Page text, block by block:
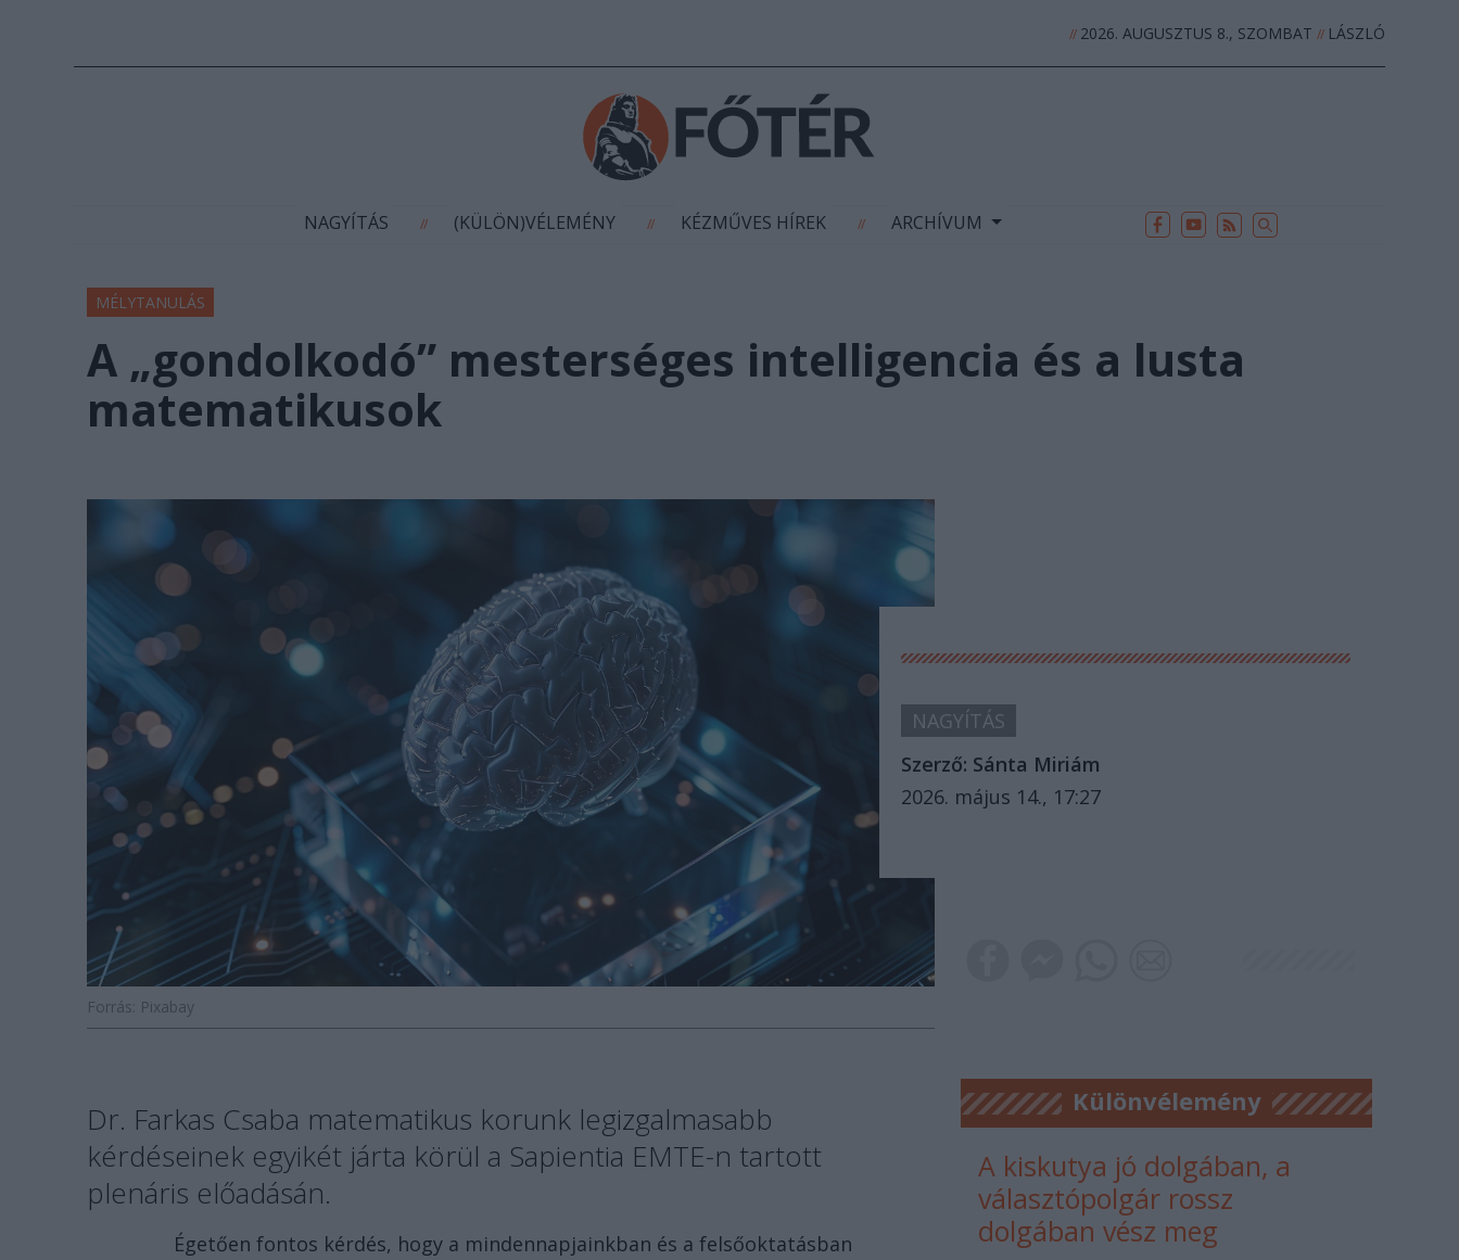
//2026. AUGUSZTUS 8., SZOMBAT //LÁSZLÓ
ARCHÍVUM
NAGYÍTÁS // (KÜLÖN)VÉLEMÉNY // KÉZMŰVES HÍREK // ARCHÍVUM
MÉLYTANULÁS
A „gondolkodó” mesterséges intelligencia és a lusta
matematikusok
NAGYÍTÁS
Szerző: Sánta Miriám
2026. május 14., 17:27
Forrás: Pixabay
Dr. Farkas Csaba matematikus korunk legizgalmasabb
kérdéseinek egyikét járta körül a Sapientia EMTE-n tartott
plenáris előadásán.
Égetően fontos kérdés, hogy a mindennapjainkban és a felsőoktatásban
Különvélemény
A kiskutya jó dolgában, a
választópolgár rossz
dolgában vész meg